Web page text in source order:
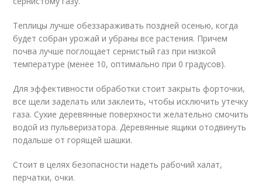
Теплицы лучше обеззараживать поздней осенью, когда
будет собран урожай и убраны все растения. Причем
почва лучше поглощает сернистый газ при низкой
температуре (менее 10, оптимально при 0 градусов).
Для эффективности обработки стоит закрыть форточки,
все щели заделать или заклеить, чтобы исключить утечку
газа. Сухие деревянные поверхности желательно смочить
водой из пульверизатора. Деревянные ящики отодвинуть
подальше от горящей шашки.
Стоит в целях безопасности надеть рабочий халат,
перчатки, очки.